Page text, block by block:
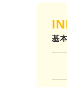
基